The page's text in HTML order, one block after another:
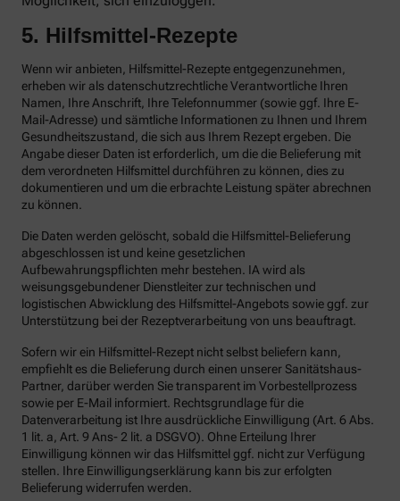
5. Hilfsmittel-Rezepte
Wenn wir anbieten, Hilfsmittel-Rezepte entgegenzunehmen,
erheben wir als datenschutzrechtliche Verantwortliche Ihren
Namen, Ihre Anschrift, Ihre Telefonnummer (sowie ggf. Ihre E-
Mail-Adresse) und sämtliche Informationen zu Ihnen und Ihrem
Gesundheitszustand, die sich aus Ihrem Rezept ergeben. Die
Angabe dieser Daten ist erforderlich, um die die Belieferung mit
dem verordneten Hilfsmittel durchführen zu können, dies zu
dokumentieren und um die erbrachte Leistung später abrechnen
zu können.
Die Daten werden gelöscht, sobald die Hilfsmittel-Belieferung
abgeschlossen ist und keine gesetzlichen
Aufbewahrungspflichten mehr bestehen. IA wird als
weisungsgebundener Dienstleiter zur technischen und
logistischen Abwicklung des Hilfsmittel-Angebots sowie ggf. zur
Unterstützung bei der Rezeptverarbeitung von uns beauftragt.
Sofern wir ein Hilfsmittel-Rezept nicht selbst beliefern kann,
empfiehlt es die Belieferung durch einen unserer Sanitätshaus-
Partner, darüber werden Sie transparent im Vorbestellprozess
sowie per E-Mail informiert. Rechtsgrundlage für die
Datenverarbeitung ist Ihre ausdrückliche Einwilligung (Art. 6 Abs.
1 lit. a, Art. 9 Ans- 2 lit. a DSGVO). Ohne Erteilung Ihrer
Einwilligung können wir das Hilfsmittel ggf. nicht zur Verfügung
stellen. Ihre Einwilligungserklärung kann bis zur erfolgten
Belieferung widerrufen werden.